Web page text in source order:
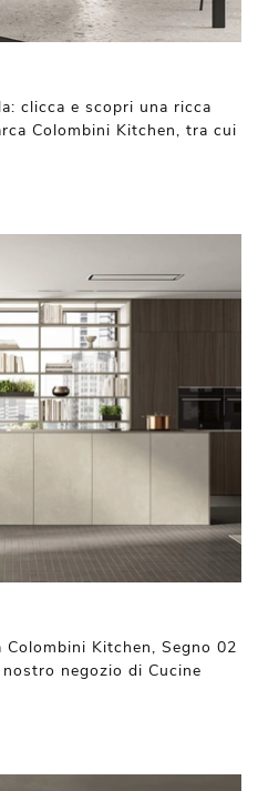
clicca e scopri una ricca
Colombini Kitchen, tra cui
Kitchen, Segno 02
negozio di Cucine